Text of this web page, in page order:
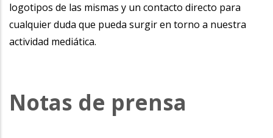
logotipos de las mismas y un contacto directo para
cualquier duda que pueda surgir en torno a nuestra
actividad mediática.
Notas de prensa